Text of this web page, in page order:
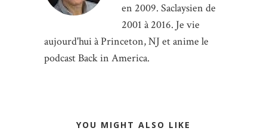
en 2009. Saclaysien de
2001 à 2016. Je vie
aujourd'hui à Princeton, NJ et anime le
podcast Back in America.
YOU MIGHT ALSO LIKE